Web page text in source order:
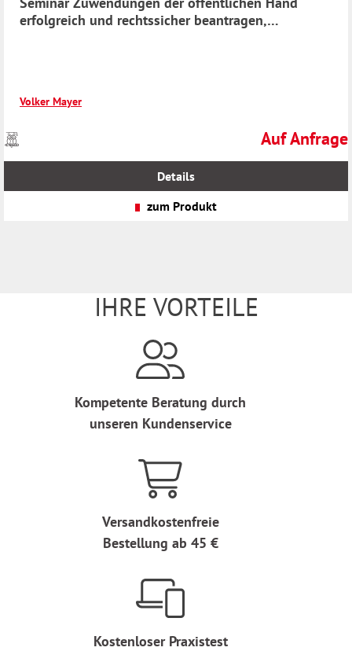
erfolgreich und rechtssicher beantragen,
Volker Mayer
Regulärer
Auf Anfrage
Preise
inkl.
Details
zum Produkt
IHRE VORTEILE
Kompetente Beratung durch
unseren Kundenservice
Versandkostenfreie
Bestellung ab 45 €
Kostenloser Praxistest